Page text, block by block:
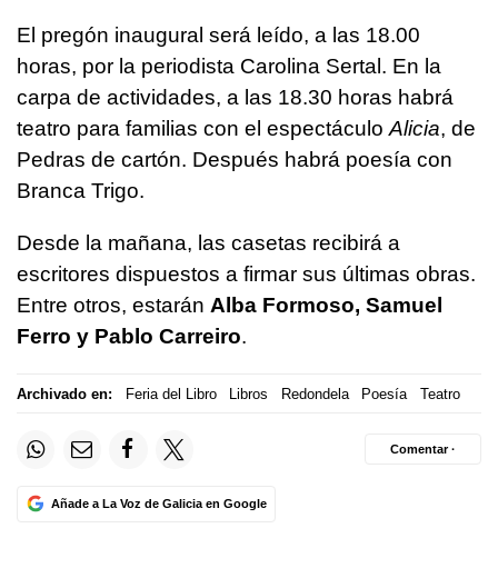
El pregón inaugural será leído, a las 18.00
horas, por la periodista Carolina Sertal. En la
carpa de actividades, a las 18.30 horas habrá
teatro para familias con el espectáculoAlicia, de
Pedras de cartón. Después habrá poesía con
Branca Trigo.
Desde la mañana, las casetas recibirá a
escritores dispuestos a firmar sus últimas obras.
Entre otros, estarán Alba Formoso, Samuel
Ferro y Pablo Carreiro.
Archivado en: Feria del Libro Libros Redondela Poesía Teatro
Añade a La Voz de Galicia en Google
Comentar ·